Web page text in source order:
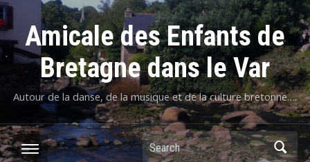
Amicale des Enfants de
Bretagne dans le Var
Autour de la danse, de la musique et de la culture bretonne….